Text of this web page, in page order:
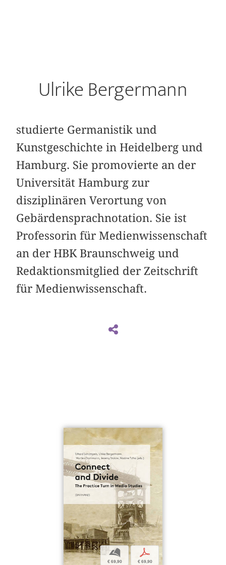
Ulrike Bergermann
studierte Germanistik und
Kunstgeschichte in Heidelberg und
Hamburg. Sie promovierte an der
Universität Hamburg zur
disziplinären Verortung von
Gebärdensprachnotation. Sie ist
Professorin für Medienwissenschaft
an der HBK Braunschweig und
Redaktionsmitglied der Zeitschrift
für Medienwissenschaft.
b
€ 69,90
p
€ 69,90